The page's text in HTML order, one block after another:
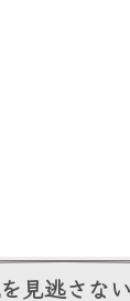
見逃さな